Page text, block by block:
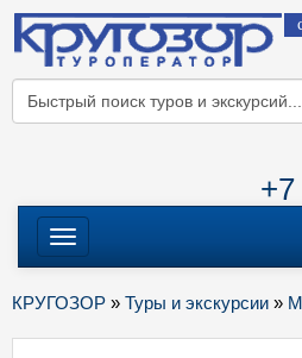
Меню
КРУГОЗОР » Туры и экскурсии »